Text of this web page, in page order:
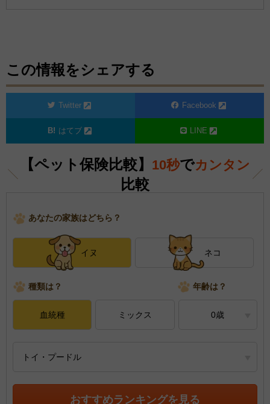
この情報をシェアする
Twitter Facebook
はてブ LINE
【ペット保険比較】 10秒でカンタン
比較
あなたの家族はどちら？
イヌ ネコ
種類は？ 年齢は？
血統種 ミックス 0歳
トイ・プードル
おすすめランキングを見る